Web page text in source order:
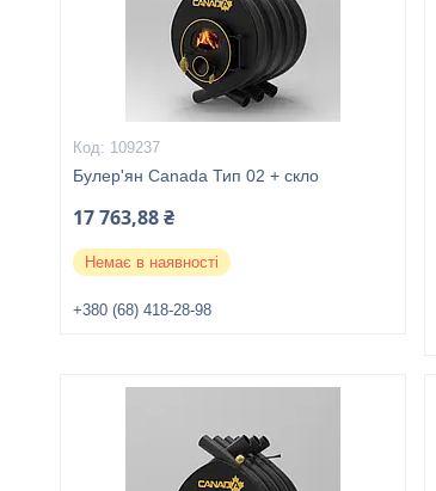
109237
Булер'ян Canada Тип 02 + скло
17 763,88 ₴
Немає в наявності
+380 (68) 418-28-98